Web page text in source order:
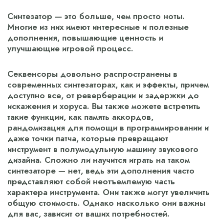
Синтезатор — это больше, чем просто ноты.
Многие из них имеют интересные и полезные
дополнения, повышающие ценность и
улучшающие игровой процесс.
Секвенсоры довольно распространены в
современных синтезаторах, как и эффекты, причем
доступно все, от реверберации и задержки до
искажения и хоруса. Вы также можете встретить
такие функции, как память аккордов,
рандомизация для помощи в программировании и
даже точки патча, которые превращают
инструмент в полумодульную машину звукового
дизайна. Сложно ли научится играть на таком
синтезаторе — нет, ведь эти дополнения часто
представляют собой неотъемлемую часть
характера инструмента. Они также могут увеличить
общую стоимость. Однако насколько они важны
для вас, зависит от ваших потребностей.